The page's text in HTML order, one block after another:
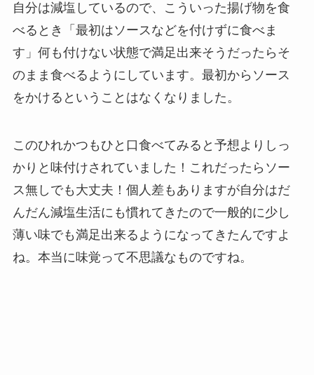
自分は減塩しているので、こういった揚げ物を食
べるとき「最初はソースなどを付けずに食べま
す」何も付けない状態で満足出来そうだったらそ
のまま食べるようにしています。最初からソース
をかけるということはなくなりました。
このひれかつもひと口食べてみると予想よりしっ
かりと味付けされていました！これだったらソー
ス無しでも大丈夫！個人差もありますが自分はだ
んだん減塩生活にも慣れてきたので一般的に少し
薄い味でも満足出来るようになってきたんですよ
ね。本当に味覚って不思議なものですね。